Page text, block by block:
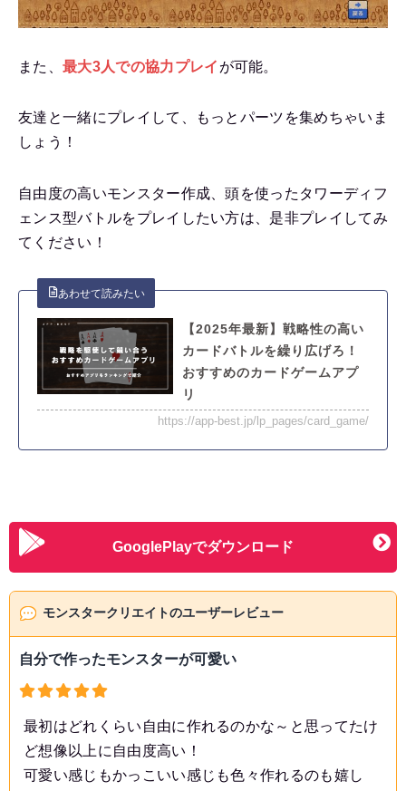
また、 最大3人での協力プレイ が可能。
友達と一緒にプレイして、もっとパーツを集めちゃいま
しょう！
自由度の高いモンスター作成、頭を使ったタワーディフ
ェンス型バトルをプレイしたい方は、是非プレイしてみ
てください！
【2025年最新】戦略性の高い
カードバトルを繰り広げろ！
おすすめのカードゲームアプ
リ
https://app-best.jp/lp_pages/card_game/
GooglePlayでダウンロード
モンスタークリエイトのユーザーレビュー
自分で作ったモンスターが可愛い
最初はどれくらい自由に作れるのかな～と思ってたけ
ど想像以上に自由度高い！
可愛い感じもかっこいい感じも色々作れるのも嬉し